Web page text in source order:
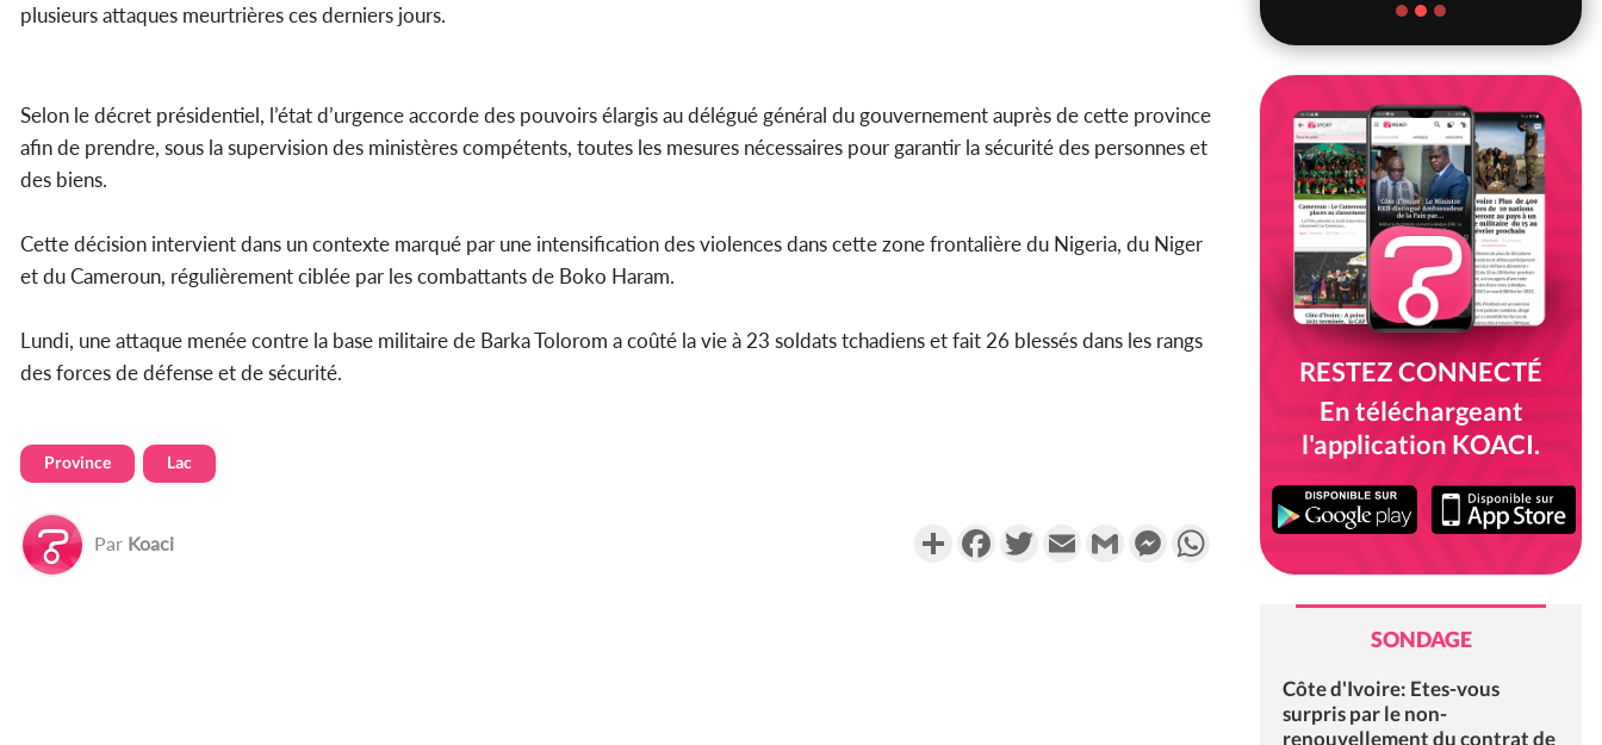
plusieurs attaques meurtrières ces derniers jours.
Selon le décret présidentiel, l’état d’urgence accorde des pouvoirs élargis au délégué général du gouvernement auprès de cette province
afin de prendre, sous la supervision des ministères compétents, toutes les mesures nécessaires pour garantir la sécurité des personnes et
des biens.
Cette décision intervient dans un contexte marqué par une intensification des violences dans cette zone frontalière du Nigeria, du Niger
et du Cameroun, régulièrement ciblée par les combattants de Boko Haram.
Lundi, une attaque menée contre la base militaire de Barka Tolorom a coûté la vie à 23 soldats tchadiens et fait 26 blessés dans les rangs
des forces de défense et de sécurité.
Province Lac
Par Koaci PartagerFacebookTwitterEmail Gmail MessengerWhatsApp
RESTEZ CONNECTÉ
En téléchargeant
l'application KOACI.
SONDAGE
Côte d'Ivoire: Etes-vous
surpris par le non-
renouvellement du contrat de